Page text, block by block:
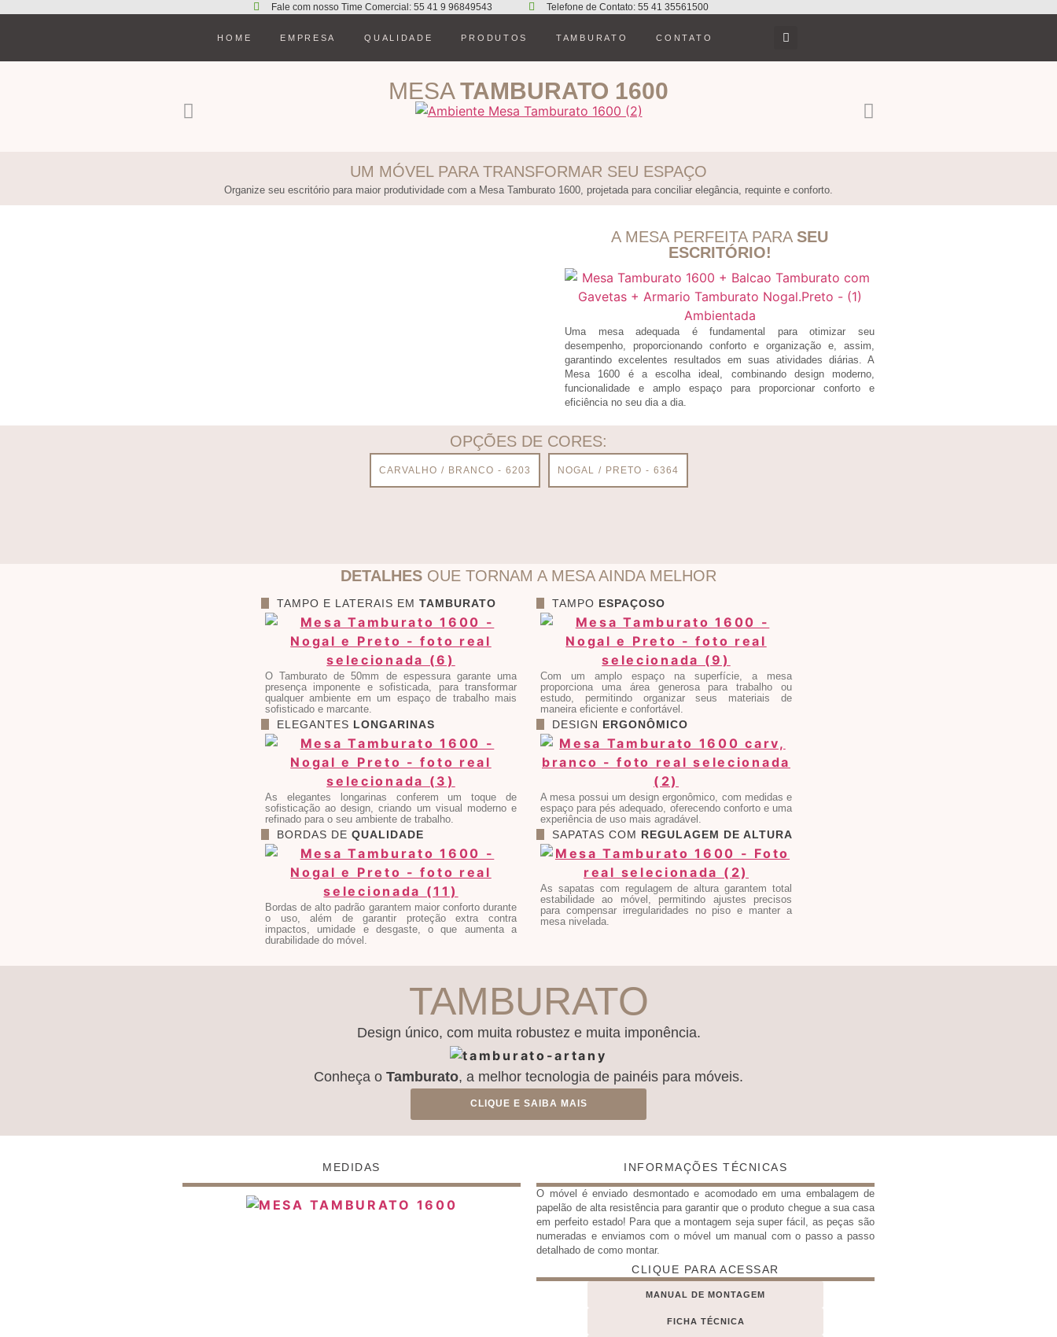
Fale com nosso Time Comercial: 55 41 9 96849543 Telefone de Contato: 55 41 35561500
HOME EMPRESA QUALIDADE PRODUTOS TAMBURATO CONTATO
MESATAMBURATO 1600
UM MÓVEL PARA TRANSFORMAR SEU ESPAÇO
Organize seu escritório para maior produtividade com a Mesa Tamburato 1600, projetada para conciliar elegância, requinte e conforto.
A MESA PERFEITA PARA SEU
ESCRITÓRIO!
Uma mesa adequada é fundamental para otimizar seu
desempenho, proporcionando conforto e organização e, assim,
garantindo excelentes resultados em suas atividades diárias. A
Mesa 1600 é a escolha ideal, combinando design moderno,
funcionalidade e amplo espaço para proporcionar conforto e
eficiência no seu dia a dia.
OPÇÕES DE CORES:
CARVALHO / BRANCO - 6203 NOGAL / PRETO - 6364
DETALHES QUE TORNAM A MESA AINDA MELHOR
TAMPO E LATERAIS EM TAMBURATO
O Tamburato de 50mm de espessura garante uma
presença imponente e sofisticada, para transformar
qualquer ambiente em um espaço de trabalho mais
sofisticado e marcante.
ELEGANTES LONGARINAS
As elegantes longarinas conferem um toque de
sofisticação ao design, criando um visual moderno e
refinado para o seu ambiente de trabalho.
BORDAS DE QUALIDADE
Bordas de alto padrão garantem maior conforto durante
o uso, além de garantir proteção extra contra
impactos, umidade e desgaste, o que aumenta a
durabilidade do móvel.
TAMPO ESPAÇOSO
Com um amplo espaço na superfície, a mesa
proporciona uma área generosa para trabalho ou
estudo, permitindo organizar seus materiais de
maneira eficiente e confortável.
DESIGN ERGONÔMICO
A mesa possui um design ergonômico, com medidas e
espaço para pés adequado, oferecendo conforto e uma
experiência de uso mais agradável.
SAPATAS COM REGULAGEM DE ALTURA
As sapatas com regulagem de altura garantem total
estabilidade ao móvel, permitindo ajustes precisos
para compensar irregularidades no piso e manter a
mesa nivelada.
TAMBURATO
Design único, com muita robustez e muita imponência.
Conheça o Tamburato, a melhor tecnologia de painéis para móveis.
CLIQUE E SAIBA MAIS
MEDIDAS INFORMAÇÕES TÉCNICAS
O móvel é enviado desmontado e acomodado em uma embalagem de
papelão de alta resistência para garantir que o produto chegue a sua casa
em perfeito estado! Para que a montagem seja super fácil, as peças são
numeradas e enviamos com o móvel um manual com o passo a passo
detalhado de como montar.
CLIQUE PARA ACESSAR
MANUAL DE MONTAGEM
FICHA TÉCNICA